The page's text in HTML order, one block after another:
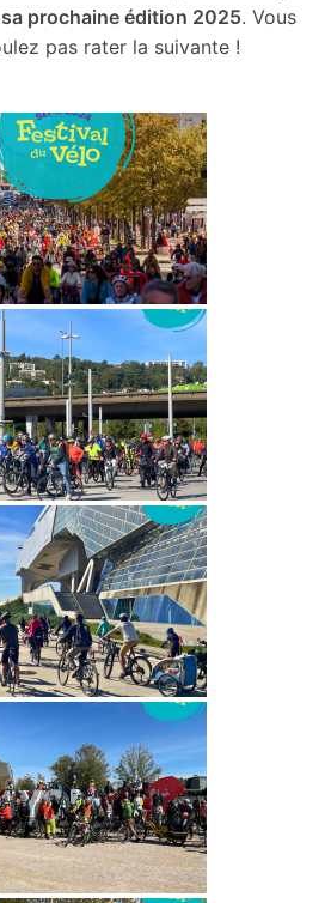
sa prochaine édition 2025. Vous
pas rater la suivante !